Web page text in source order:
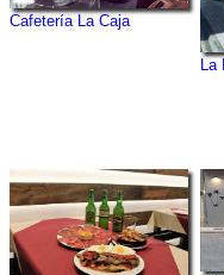
Cafetería La Caja
La